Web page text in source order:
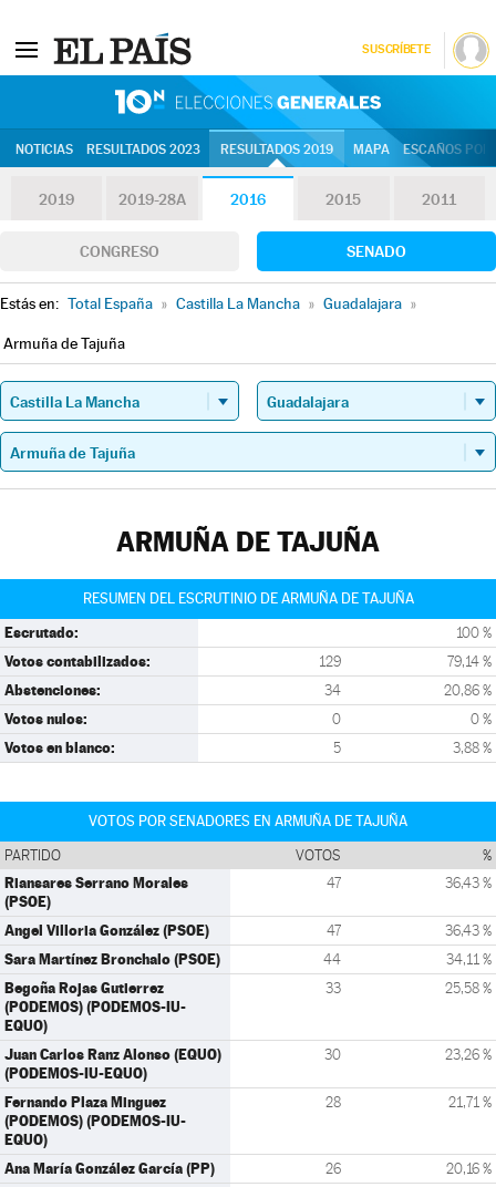
SUSCRÍBETE
NOTICIAS RESULTADOS 2023 RESULTADOS 2019 MAPA ESCAÑOS
2019 2019-28A 2016 2015 2011
CONGRESO SENADO
Estás en: Total España » Castilla La Mancha » Guadalajara »
Armuña de Tajuña
ARMUÑA DE TAJUÑA
RESUMEN DEL ESCRUTINIO DE ARMUÑA DE TAJUÑA
Escrutado: 100 %
Votos contabilizados: 129 79,14 %
Abstenciones: 34 20,86 %
Votos nulos: 0 0 %
Votos en blanco: 5 3,88 %
VOTOS POR SENADORES EN ARMUÑA DE TAJUÑA
PARTIDO VOTOS %
Riansares Serrano Morales
(PSOE)
47 36,43 %
Angel Villoria González (PSOE) 47 36,43 %
Sara Martínez Bronchalo (PSOE) 44 34,11 %
Begoña Rojas Gutierrez
(PODEMOS) (PODEMOS-IU-
EQUO)
33 25,58 %
Juan Carlos Ranz Alonso (EQUO)
(PODEMOS-IU-EQUO)
30 23,26 %
Fernando Plaza Minguez
(PODEMOS) (PODEMOS-IU-
EQUO)
28 21,71 %
Ana María González García (PP) 26 20,16 %